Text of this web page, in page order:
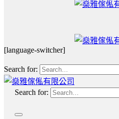
[language-switcher]
Search for:
Search for: